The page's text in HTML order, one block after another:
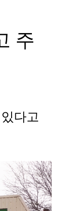
주
다고